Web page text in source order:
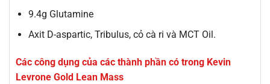
9.4g Glutamine
Axit D-aspartic, Tribulus, cỏ cà ri và MCT Oil.
Các công dụng của các thành phần có trong Kevin
Levrone Gold Lean Mass